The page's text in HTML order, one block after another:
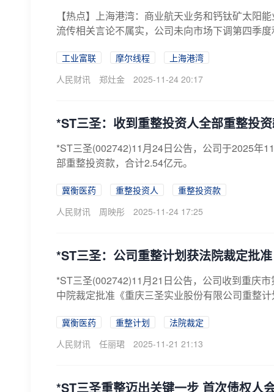
【热点】上海港湾：商业航天业务和钙钛矿太阳
流传相关言论不属实，公司未向市场下调第四季
工业富联 摩尔线程
上海港湾
人民财讯
郑灶金 2025-11-24 20:17
*ST三圣：收到重整投资人全部重整投
*ST三圣(002742)11月24日公告，公司于2025年
部重整投资款，合计2.54亿元。
冀衡医药 重整投资人
重整投资款
人民财讯
周映彤 2025-11-24 17:25
*ST三圣：公司重整计划获法院裁定批准
*ST三圣(002742)11月21日公告，公司收到重庆
中院裁定批准《重庆三圣实业股份有限公司重整
冀衡医药 重整计划
法院裁定
人民财讯
任丽珺 2025-11-21 21:13
*ST三圣重整迈出关键一步 首次债权人